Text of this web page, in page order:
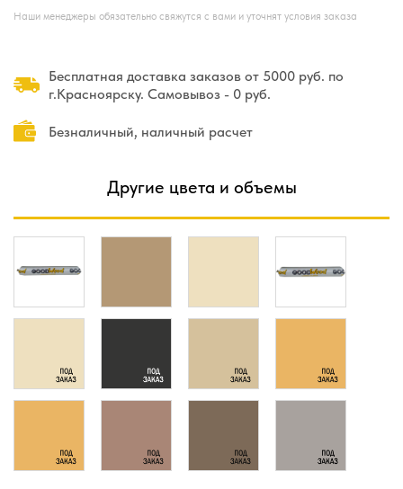
Наши менеджеры обязательно свяжутся с вами и уточнят условия заказа
Бесплатная доставка заказов от 5000 руб. по
г.Красноярску. Самовывоз - 0 руб.
Безналичный, наличный расчет
Другие цвета и объемы